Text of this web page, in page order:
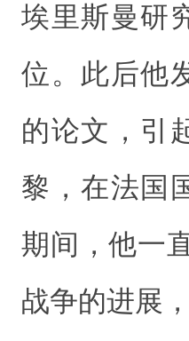
埃里斯曼研
位。此后他
的论文，引
黎，在法国
期间，他一
战争的进展